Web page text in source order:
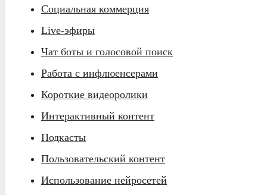
Социальная коммерция
Live-эфиры
Чат боты и голосовой поиск
Работа с инфлюенсерами
Короткие видеоролики
Интерактивный контент
Подкасты
Пользовательский контент
Использование нейросетей